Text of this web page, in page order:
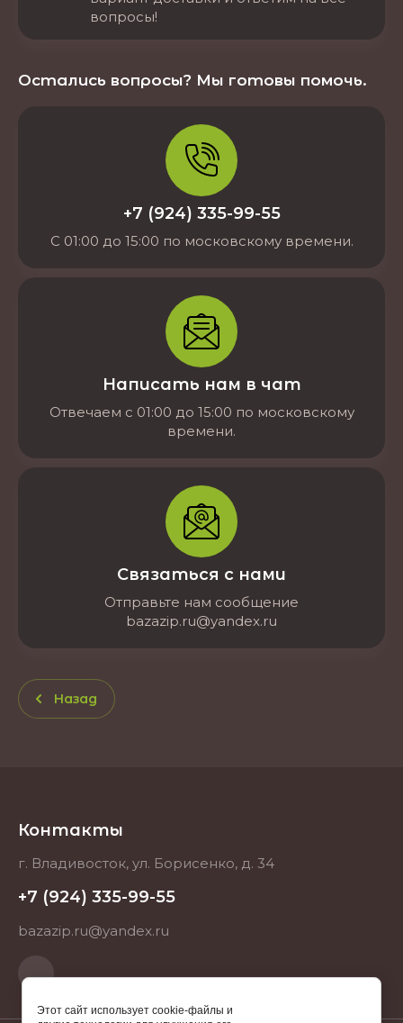
вопросы!
Остались вопросы? Мы готовы помочь.
+7 (924) 335-99-55
С 01:00 до 15:00 по московскому времени.
Написать нам в чат
Отвечаем с 01:00 до 15:00 по московскому
времени.
Связаться с нами
Отправьте нам сообщение
bazazip.ru@yandex.ru
Назад
Контакты
г. Владивосток, ул. Борисенко, д. 34
+7 (924) 335-99-55
bazazip.ru@yandex.ru
Этот сайт использует cookie-файлы и